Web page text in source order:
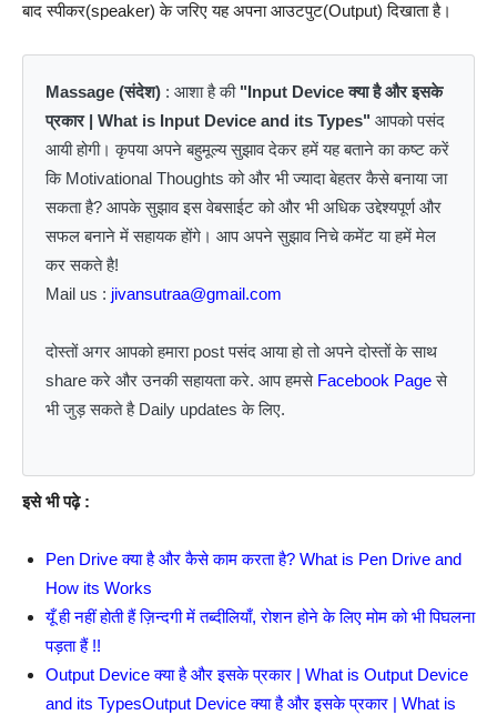
बाद स्पीकर(speaker) के जरिए यह अपना आउटपुट(Output) दिखाता है।
Massage (संदेश) : आशा है की "Input Device क्या है और इसके
प्रकार | What is Input Device and its Types" आपको पसंद
आयी होगी। कृपया अपने बहुमूल्य सुझाव देकर हमें यह बताने का कष्ट करें
कि Motivational Thoughts को और भी ज्यादा बेहतर कैसे बनाया जा
सकता है? आपके सुझाव इस वेबसाईट को और भी अधिक उद्देश्यपूर्ण और
सफल बनाने में सहायक होंगे। आप अपने सुझाव निचे कमेंट या हमें मेल
कर सकते है!
Mail us : jivansutraa@gmail.com
दोस्तों अगर आपको हमारा post पसंद आया हो तो अपने दोस्तों के साथ
share करे और उनकी सहायता करे. आप हमसे Facebook Pageसे
भी जुड़ सकते है Daily updates के लिए.
इसे भी पढ़े :
Pen Drive क्या है और कैसे काम करता है? What is Pen Drive and
How its Works
यूँ ही नहीं होती हैं ज़िन्दगी में तब्दीलियाँ, रोशन होने के लिए मोम को भी पिघलना
पड़ता हैं !!
Output Device क्या है और इसके प्रकार | What is Output Device
and its TypesOutput Device क्या है और इसके प्रकार | What is